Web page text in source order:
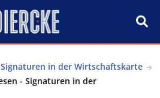
Signaturen in der Wirtschaftskarte
- Signaturen in der